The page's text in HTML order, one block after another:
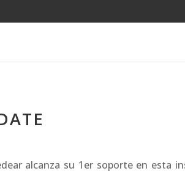
alcanza su 1er soporte en esta